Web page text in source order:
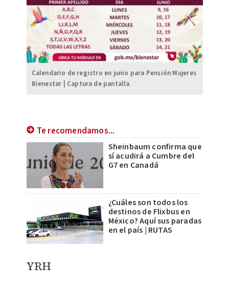
Calendario de registro en junio para Pensión Mujeres
Bienestar | Captura de pantalla
Te recomendamos...
Sheinbaum confirma que
sí acudirá a Cumbre del
G7 en Canadá
¿Cuáles son todos los
destinos de Flixbus en
México? Aquí sus paradas
en el país | RUTAS
YRH